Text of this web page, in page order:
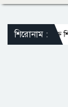
শিরোনাম :
এমপিওভুক্ত